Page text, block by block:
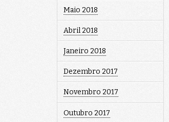
Maio 2018
Abril 2018
Janeiro 2018
Dezembro 2017
Novembro 2017
Outubro 2017